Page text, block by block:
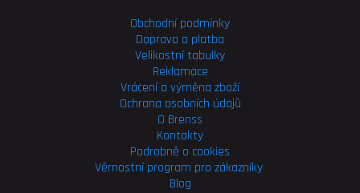
Obchodní podmínky
Doprava a platba
Velikostní tabulky
Reklamace
Vrácení a výměna zboží
Ochrana osobních údajů
O Brenss
Kontakty
Podrobně o cookies
Věrnostní program pro zákazníky
Blog